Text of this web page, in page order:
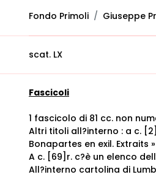
Fondo Primoli Giuseppe
scat. LX
Fascicoli
1 fascicolo di 81 cc. non
Altri titoli all?interno : a c.
Bonapartes en exil. Extraits
A c. [69]r. c?è un elenco
All?interno cartolina di